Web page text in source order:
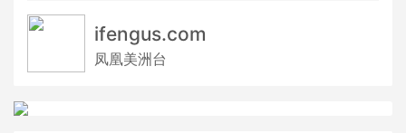
ifengus.com
凤凰美洲台